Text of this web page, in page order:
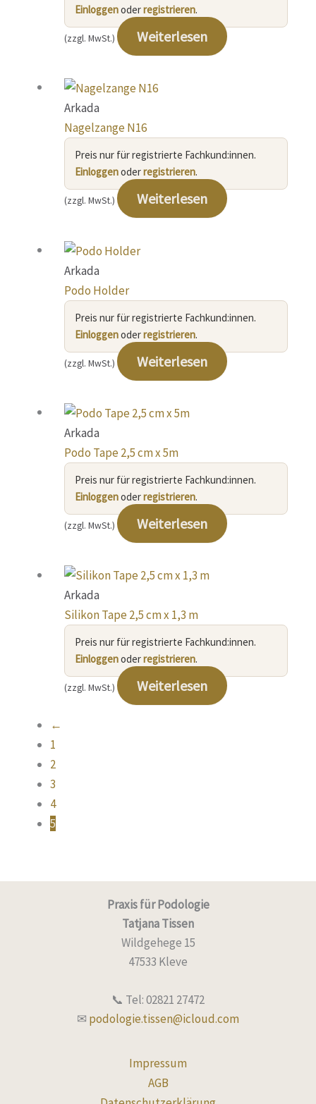
Einloggenoderregistrieren.
(zzgl. MwSt.) Weiterlesen
Arkada
Nagelzange N16
Preis nur für registrierte Fachkund:innen.
Einloggenoderregistrieren.
(zzgl. MwSt.) Weiterlesen
Arkada
Podo Holder
Preis nur für registrierte Fachkund:innen.
Einloggenoderregistrieren.
(zzgl. MwSt.) Weiterlesen
Arkada
Podo Tape 2,5 cm x 5m
Preis nur für registrierte Fachkund:innen.
Einloggenoderregistrieren.
(zzgl. MwSt.) Weiterlesen
Arkada
Silikon Tape 2,5 cm x 1,3 m
Preis nur für registrierte Fachkund:innen.
Einloggenoderregistrieren.
(zzgl. MwSt.) Weiterlesen
←
1
2
3
4
5
Praxis für Podologie
Tatjana Tissen
Wildgehege 15
47533 Kleve
📞 Tel: 02821 27472
✉ podologie.tissen@icloud.com
Impressum
AGB